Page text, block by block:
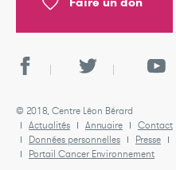
© 2018, Centre Léon Bérard
Actualités
Annuaire Contact
Données personnelles
Presse
Portail Cancer Environnement